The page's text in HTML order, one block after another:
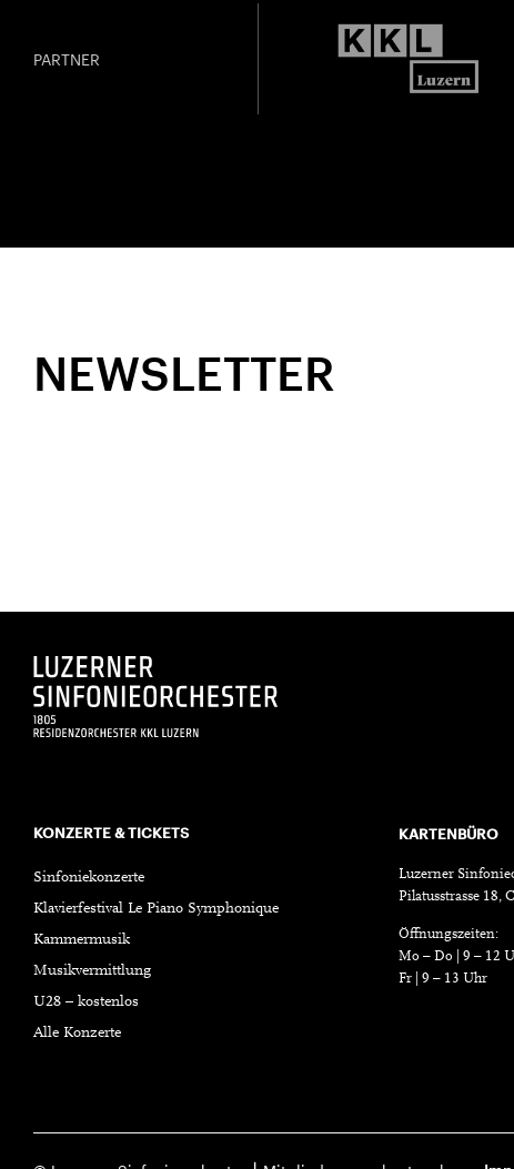
PARTNER
NEWSLETTER
KONZERTE & TICKETS
Sinfoniekonzerte
Klavierfestival Le Piano Symphonique
Kammermusik
Musikvermittlung
U28 – kostenlos
Alle Konzerte
KARTENBÜRO
Luzerner
Pilatusstrasse 18,
Öffnungszeiten:
Mo – Do | 9 – 12
Fr | 9 – 13 Uhr